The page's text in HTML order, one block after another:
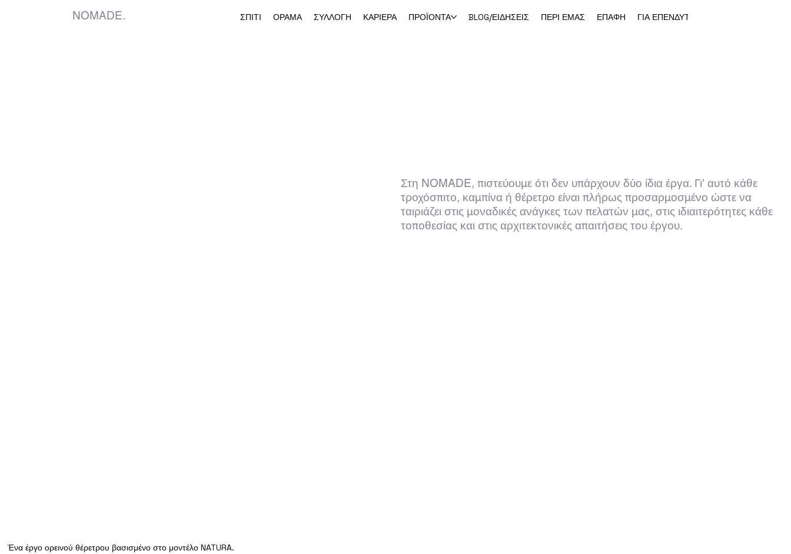
NOMADE. ΣΠΙΤΙ ΟΡΑΜΑ ΣΥΛΛΟΓΗ ΚΑΡΙΕΡΑ ΠΡΟΪΟΝΤΑ BLOG/ΕΙΔΗΣΕΙΣ ΠΕΡΙ ΕΜΑΣ ΕΠΑΦΗ ΓΙΑ ΕΠΕΝΔΥΤΕΣ
Στη NOMADE, πιστεύουμε ότι δεν υπάρχουν δύο ίδια έργα. Γι' αυτό κάθε
τροχόσπιτο, καμπίνα ή θέρετρο είναι πλήρως προσαρμοσμένο ώστε να
ταιριάζει στις μοναδικές ανάγκες των πελατών μας, στις ιδιαιτερότητες κάθε
τοποθεσίας και στις αρχιτεκτονικές απαιτήσεις του έργου.
Ένα έργο ορεινού θέρετρου βασισμένο στο μοντέλο NATURA.